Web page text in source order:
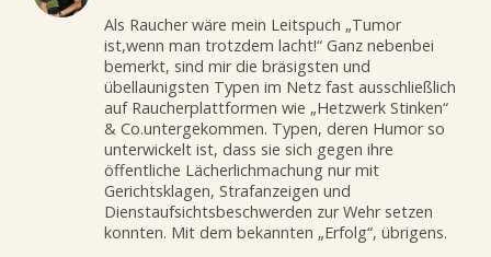
Als Raucher wäre mein Leitspuch „Tumor
ist,wenn man trotzdem lacht!“ Ganz nebenbei
bemerkt, sind mir die bräsigsten und
übellaunigsten Typen im Netz fast ausschließlich
auf Raucherplattformen wie „Hetzwerk Stinken“
& Co.untergekommen. Typen, deren Humor so
unterwickelt ist, dass sie sich gegen ihre
öffentliche Lächerlichmachung nur mit
Gerichtsklagen, Strafanzeigen und
Dienstaufsichtsbeschwerden zur Wehr setzen
konnten. Mit dem bekannten „Erfolg“, übrigens.